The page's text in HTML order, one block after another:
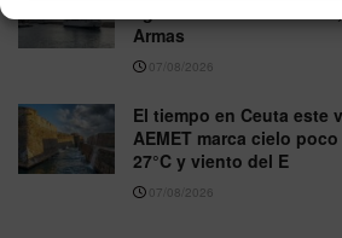
Armas
07/08/2026
El tiempo en Ceuta este
AEMET marca cielo
27°C y viento del E
07/08/2026